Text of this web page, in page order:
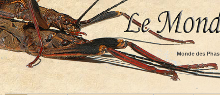
Monde des